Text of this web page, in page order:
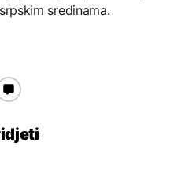
sredinama.